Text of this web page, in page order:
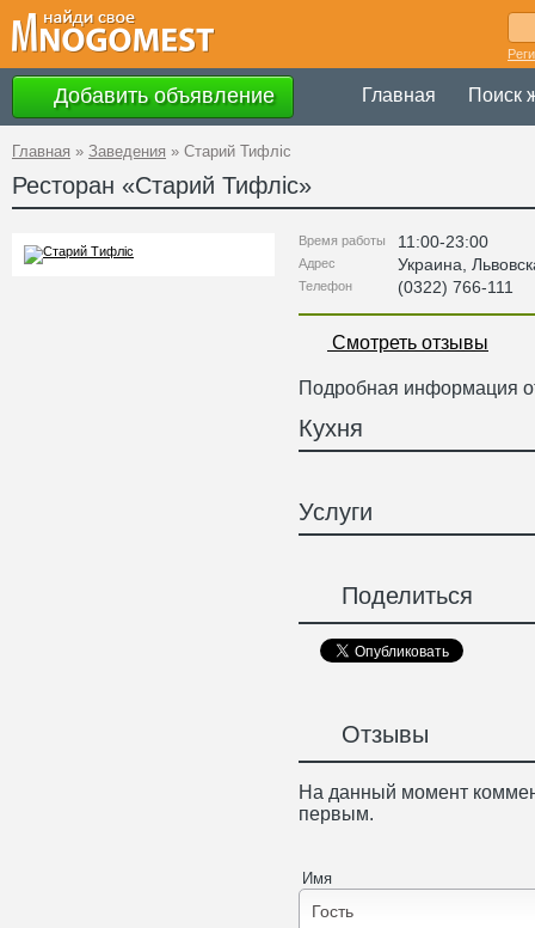
Добавить объявление Главная Поиск
Главная » Заведения » Старий Тифліс
Ресторан «Старий Тифліс»
Время работы 11:00-23:00
Адрес Украина
Телефон (0322) 766-111
Смотреть отзывы
Подробная информация
Кухня
Услуги
Поделиться
Отзывы
На данный момент
первым.
Имя